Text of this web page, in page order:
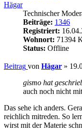
Hägar
Technischer
Beiträge: 1346
Registriert:
Wohnort: 71394
Status: Offline
Beitrag von Hägar »
gismo hat
auch noch nicht
Das sehe ich anders.
reichlich mitreden. So
wirst mit der Materie